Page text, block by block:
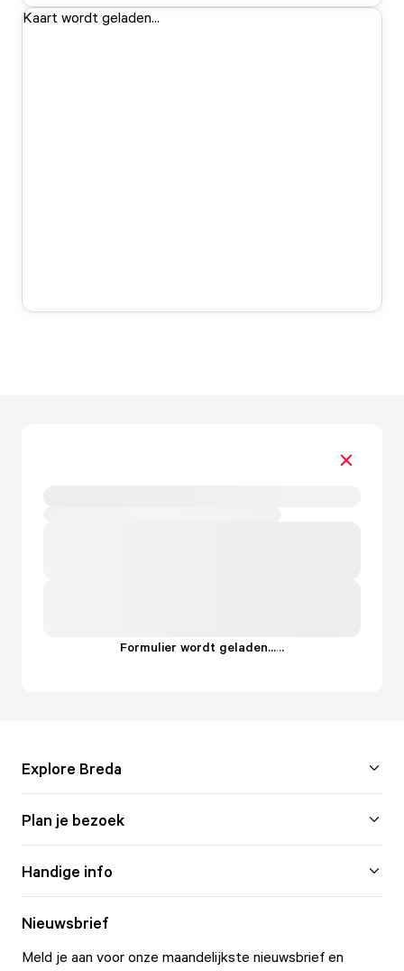
Kaart wordt geladen...
Formulier wordt geladen......
Explore Breda
Plan je bezoek
Handige info
Nieuwsbrief
Meld je aan voor onze maandelijkste nieuwsbrief en